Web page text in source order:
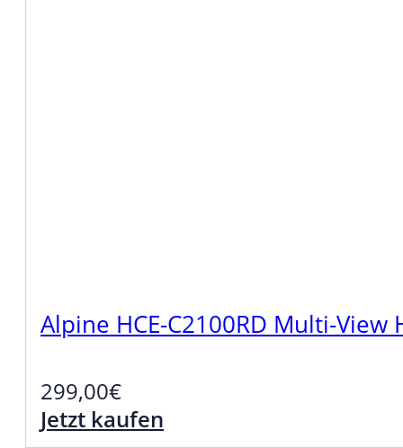
Alpine HCE-C2100RD Multi-
299,00€
Jetzt kaufen